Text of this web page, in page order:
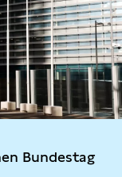
Bundestag